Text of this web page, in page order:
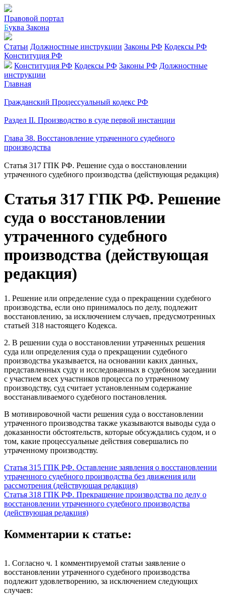
Правовой портал
Буква Закона
Статьи Должностные инструкции Законы РФ Кодексы РФ
Конституция РФ
Конституция РФ Кодексы РФ Законы РФ Должностные
инструкции
Главная
Гражданский Процессуальный кодекс РФ
Раздел II. Производство в суде первой инстанции
Глава 38. Восстановление утраченного судебного
производства
Статья 317 ГПК РФ. Решение суда о восстановлении
утраченного судебного производства (действующая редакция)
Статья 317 ГПК РФ. Решение
суда о восстановлении
утраченного судебного
производства (действующая
редакция)
1. Решение или определение суда о прекращении судебного
производства, если оно принималось по делу, подлежит
восстановлению, за исключением случаев, предусмотренных
статьей 318 настоящего Кодекса.
2. В решении суда о восстановлении утраченных решения
суда или определения суда о прекращении судебного
производства указывается, на основании каких данных,
представленных суду и исследованных в судебном заседании
с участием всех участников процесса по утраченному
производству, суд считает установленным содержание
восстанавливаемого судебного постановления.
В мотивировочной части решения суда о восстановлении
утраченного производства также указываются выводы суда о
доказанности обстоятельств, которые обсуждались судом, и о
том, какие процессуальные действия совершались по
утраченному производству.
Статья 315 ГПК РФ. Оставление заявления о восстановлении
утраченного судебного производства без движения или
рассмотрения (действующая редакция)
Статья 318 ГПК РФ. Прекращение производства по делу о
восстановлении утраченного судебного производства
(действующая редакция)
Комментарии к статье:
1. Согласно ч. 1 комментируемой статьи заявление о
восстановлении утраченного судебного производства
подлежит удовлетворению, за исключением следующих
случаев: